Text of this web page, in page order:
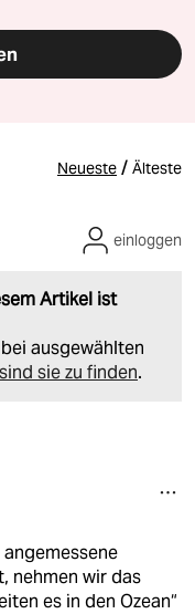
Neueste / Älteste
Artikel ist
ausgewählten
sie zu finden.
einloggen
nehmen wir das
es in den Ozean“